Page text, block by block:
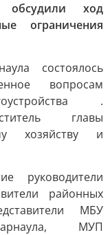
обсудили ход
ограничения
состоялось
вопросам
.
главы
хозяйству и
руководители
районных
МБУ
МУП